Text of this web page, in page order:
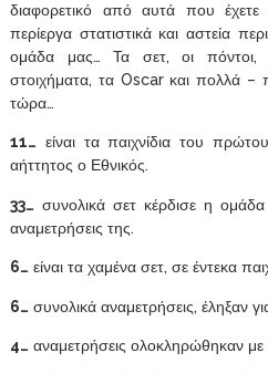
διαφορετικό από αυτά που έχετε
περίεργα στατιστικά και αστεία
ομάδα μας… Τα σετ, οι πόντοι,
στοιχήματα, τα Oscar και πολλά –
τώρα…
11… είναι τα παιχνίδια του
αήττητος ο Εθνικός.
33… συνολικά σετ κέρδισε η
αναμετρήσεις της.
6… είναι τα χαμένα σετ, σε έντεκα
6… συνολικά αναμετρήσεις, έληξαν
4… αναμετρήσεις ολοκληρώθηκαν με